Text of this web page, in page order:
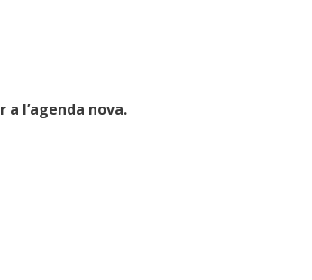
a l’agenda nova.